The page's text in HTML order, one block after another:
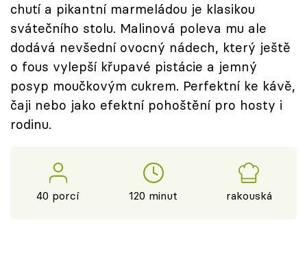
Sledujte nás
chutí a pikantní marmeládou je klasikou
svátečního stolu. Malinová poleva mu ale
dodává nevšední ovocný nádech, který ještě
o fous vylepší křupavé pistácie a jemný
posyp moučkovým cukrem. Perfektní ke kávě,
čaji nebo jako efektní pohoštění pro hosty i
rodinu.
40 porcí 120 minut rakouská